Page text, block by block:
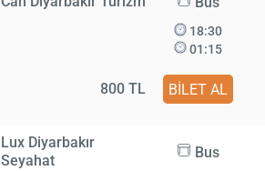
18:30
01:15
800 TL BİLET AL
Lux Diyarbakır
Seyahat
Bus